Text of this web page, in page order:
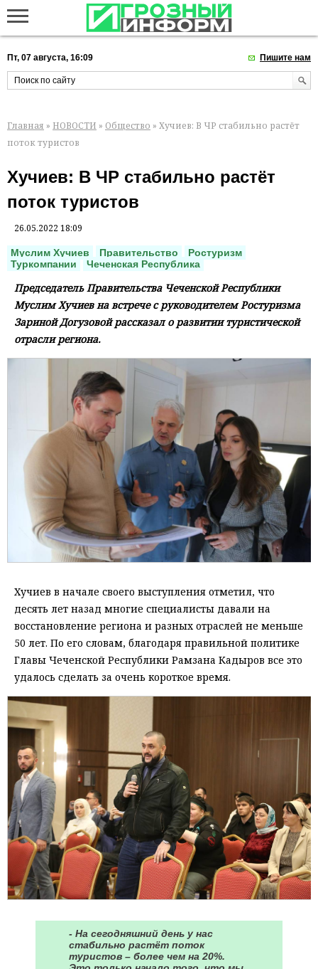
Пт, 07 августа, 16:09 Пишите нам
Главная » НОВОСТИ » Общество » Хучиев: В ЧР стабильно растёт
поток туристов
Хучиев: В ЧР стабильно растёт
поток туристов
26.05.2022 18:09
Муслим Хучиев Правительство
Ростуризм
Туркомпании
Чеченская Республика
Председатель Правительства Чеченской Республики
Муслим Хучиев на встрече с руководителем Ростуризма
Зариной Догузовой рассказал о развитии туристической
отрасли региона.
Хучиев в начале своего выступления отметил, что
десять лет назад многие специалисты давали на
восстановление региона и разных отраслей не меньше
50 лет. По его словам, благодаря правильной политике
Главы Чеченской Республики Рамзана Кадыров все это
удалось сделать за очень короткое время.
- На сегодняшний день у нас
стабильно растёт поток
туристов – более чем на 20%.